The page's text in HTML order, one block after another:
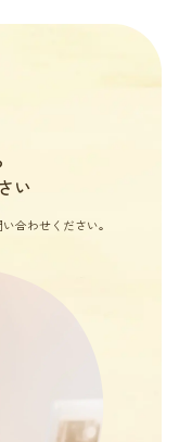
い
合わせください。